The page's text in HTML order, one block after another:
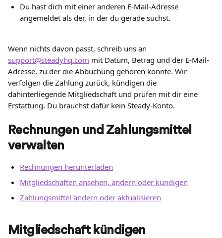
Du hast dich mit einer anderen E-Mail-Adresse
angemeldet als der, in der du gerade suchst.
Wenn nichts davon passt, schreib uns an
support@steadyhq.com mit Datum, Betrag und der E-Mail-
Adresse, zu der die Abbuchung gehören könnte. Wir
verfolgen die Zahlung zurück, kündigen die
dahinterliegende Mitgliedschaft und prüfen mit dir eine
Erstattung. Du brauchst dafür kein Steady-Konto.
Rechnungen und Zahlungsmittel
verwalten
Rechnungen herunterladen
Mitgliedschaften ansehen, ändern oder kündigen
Zahlungsmittel ändern oder aktualisieren
Mitgliedschaft kündigen